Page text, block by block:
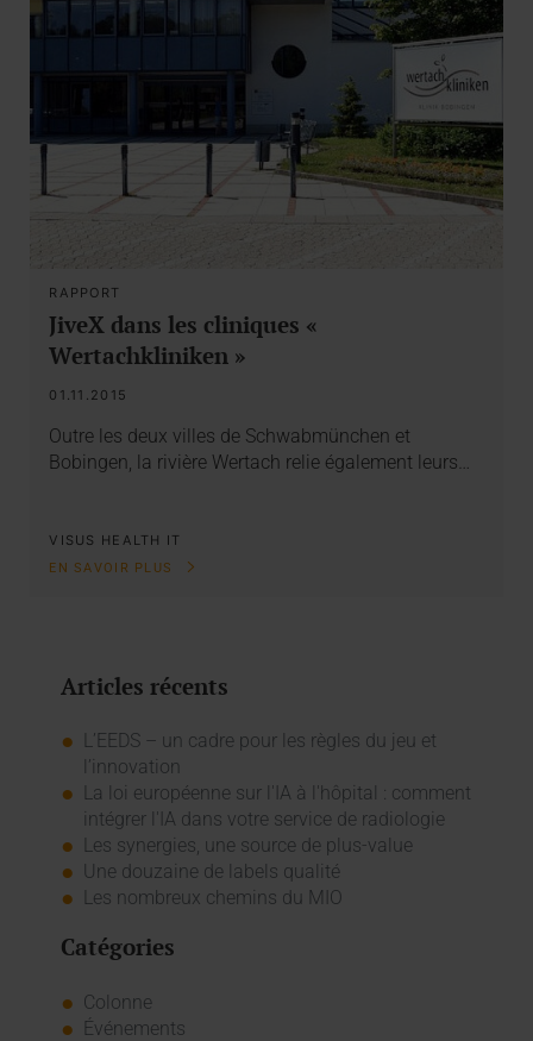
RAPPORT
JiveX dans les cliniques «
Wertachkliniken »
01.11.2015
Outre les deux villes de Schwabmünchen et
Bobingen, la rivière Wertach relie également leurs…
VISUS HEALTH IT
EN SAVOIR PLUS
Articles récents
L’EEDS – un cadre pour les règles du jeu et
l’innovation
La loi européenne sur l'IA à l'hôpital : comment
intégrer l'IA dans votre service de radiologie
Les synergies, une source de plus-value
Une douzaine de labels qualité
Les nombreux chemins du MIO
Catégories
Colonne
Événements